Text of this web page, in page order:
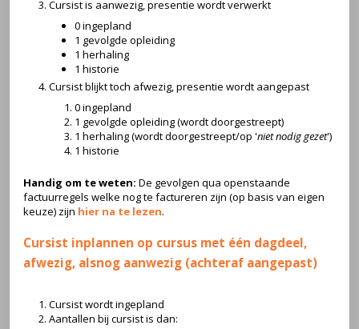
Cursist is aanwezig, presentie wordt verwerkt
0 ingepland
1 gevolgde opleiding
1 herhaling
1 historie
Cursist blijkt toch afwezig, presentie wordt aangepast
0 ingepland
1 gevolgde opleiding (wordt doorgestreept)
1 herhaling (wordt doorgestreept/op 'niet nodig gezet')
1 historie
Handig om te weten: De gevolgen qua openstaande
factuurregels welke nog te factureren zijn (op basis van eigen
keuze) zijn hier na te lezen.
Cursist inplannen op cursus met één dagdeel,
afwezig, alsnog aanwezig (achteraf aangepast)
Cursist wordt ingepland
Aantallen bij cursist is dan: